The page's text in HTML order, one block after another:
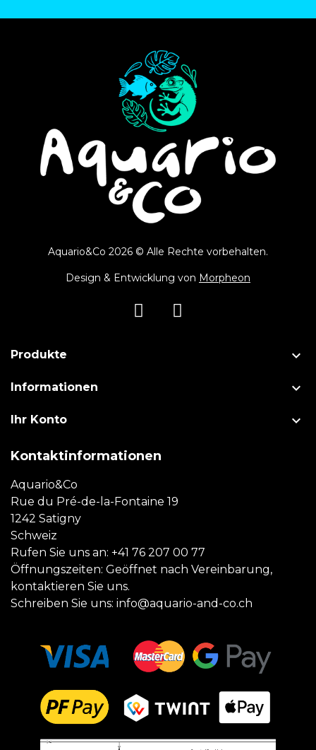
Aquario&Co 2026 © Alle Rechte vorbehalten.
Design & Entwicklung von Morpheon
Produkte 
Informationen 
Ihr Konto 
Kontaktinformationen
Aquario&Co
Rue du Pré-de-la-Fontaine 19
1242 Satigny
Schweiz
Rufen Sie uns an: +41 76 207 00 77
Öffnungszeiten: Geöffnet nach Vereinbarung,
kontaktieren Sie uns.
Schreiben Sie uns: info@aquario-and-co.ch